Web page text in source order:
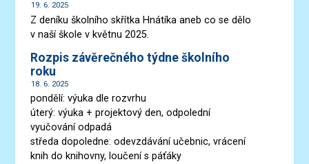
19. 6. 2025
Z deníku školního skřítka Hnátíka aneb co se dělo
v naší škole v květnu 2025.
Rozpis závěrečného týdne školního
roku
18. 6. 2025
pondělí: výuka dle rozvrhu
úterý: výuka + projektový den, odpolední
vyučování odpadá
středa dopoledne: odevzdávání učebnic, vrácení
knih do knihovny, loučení s páťáky